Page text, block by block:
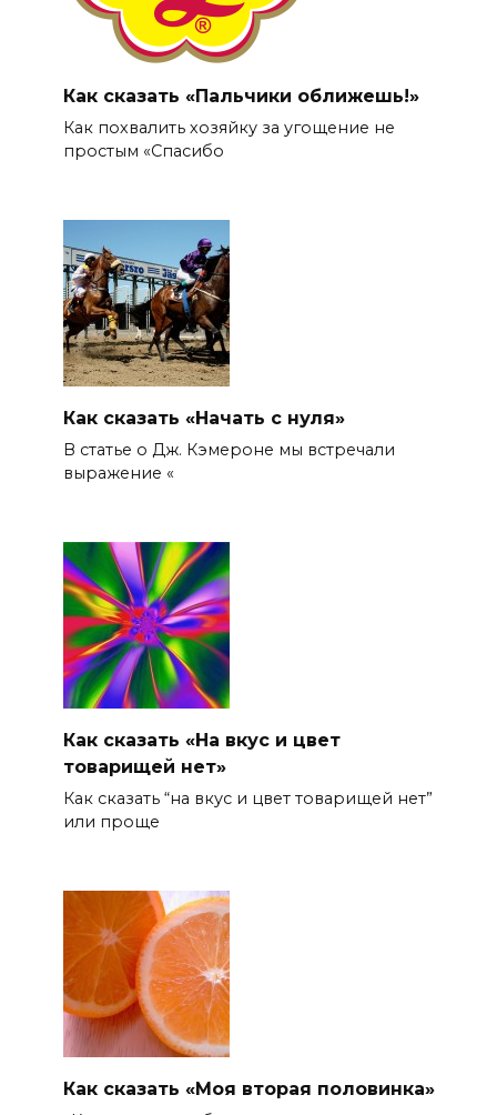
Как сказать «Пальчики оближешь!»
Как похвалить хозяйку за угощение не
простым «Спасибо
Как сказать «Начать с нуля»
В статье о Дж. Кэмероне мы встречали
выражение «
Как сказать «На вкус и цвет
товарищей нет»
Как сказать “на вкус и цвет товарищей нет”
или проще
Как сказать «Моя вторая половинка»